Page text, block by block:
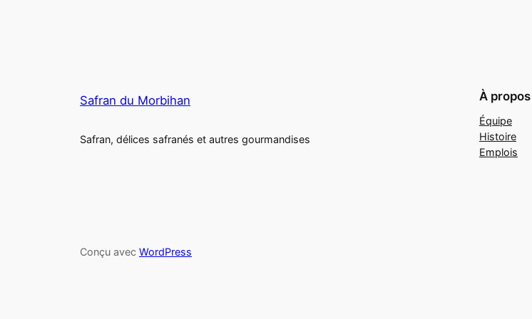
Safran du Morbihan
Safran, délices safranés et autres gourmandises
À propos
Équipe
Histoire
Emplois
Conçu avec WordPress